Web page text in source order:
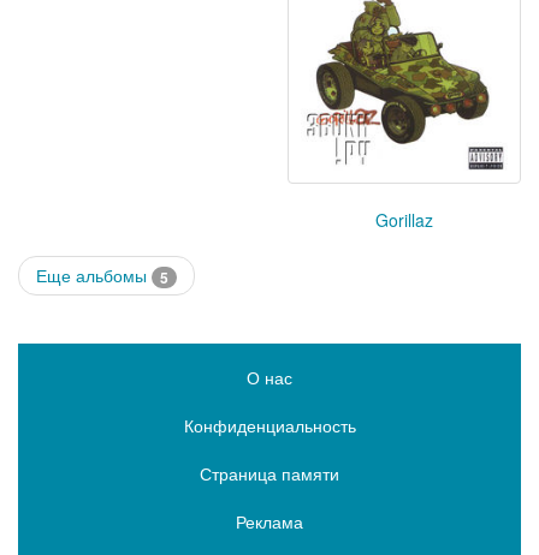
Gorillaz
Еще альбомы 5
О нас
Конфиденциальность
Страница памяти
Реклама